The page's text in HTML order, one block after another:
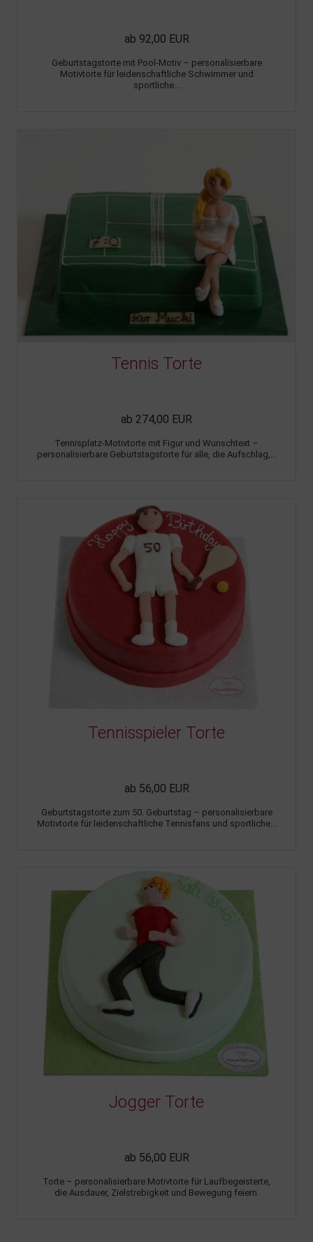
ab 92,00 EUR
Geburtstagstorte mit Pool-Motiv – personalisierbare
Motivtorte für leidenschaftliche Schwimmer und
sportliche...
Tennis Torte
ab 274,00 EUR
Tennisplatz-Motivtorte mit Figur und Wunschtext –
personalisierbare Geburtstagstorte für alle, die Aufschlag,...
Tennisspieler Torte
ab 56,00 EUR
Geburtstagstorte zum 50. Geburtstag – personalisierbare
Motivtorte für leidenschaftliche Tennisfans und sportliche...
Jogger Torte
ab 56,00 EUR
Torte – personalisierbare Motivtorte für Laufbegeisterte,
die Ausdauer, Zielstrebigkeit und Bewegung feiern.